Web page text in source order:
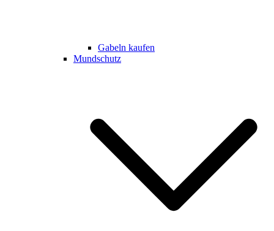
Gabeln kaufen
Mundschutz